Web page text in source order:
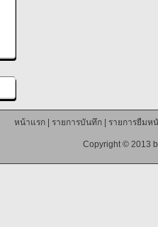
หน้าแรก| รายการบันทึก| รายการยืมห
Copyright © 2013